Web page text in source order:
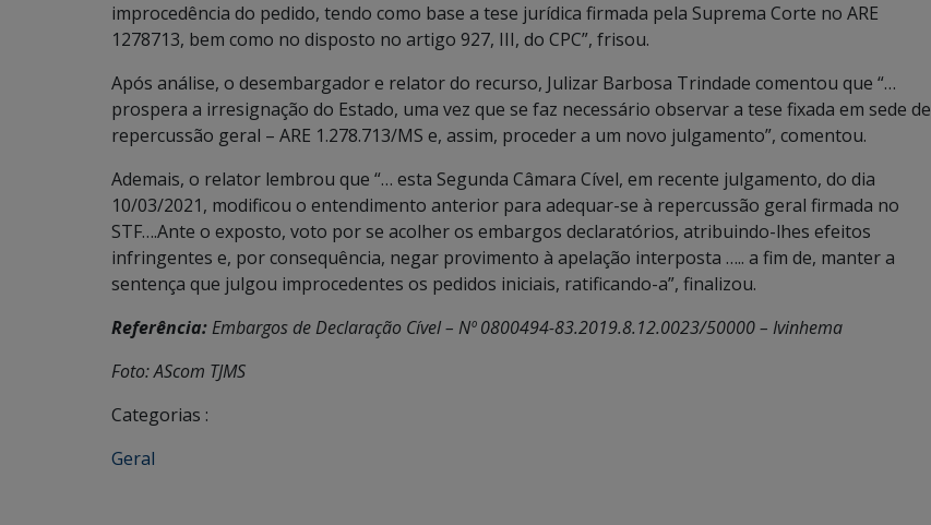
improcedência do pedido, tendo como base a tese jurídica firmada pela Suprema Corte no ARE
1278713, bem como no disposto no artigo 927, III, do CPC”, frisou.
Após análise, o desembargador e relator do recurso, Julizar Barbosa Trindade comentou que “…
prospera a irresignação do Estado, uma vez que se faz necessário observar a tese fixada em sede de
repercussão geral – ARE 1.278.713/MS e, assim, proceder a um novo julgamento”, comentou.
Ademais, o relator lembrou que “… esta Segunda Câmara Cível, em recente julgamento, do dia
10/03/2021, modificou o entendimento anterior para adequar-se à repercussão geral firmada no
STF….Ante o exposto, voto por se acolher os embargos declaratórios, atribuindo-lhes efeitos
infringentes e, por consequência, negar provimento à apelação interposta ….. a fim de, manter a
sentença que julgou improcedentes os pedidos iniciais, ratificando-a”, finalizou.
Referência:Embargos de Declaração Cível – Nº 0800494-83.2019.8.12.0023/50000 – Ivinhema
Foto: AScom TJMS
Categorias :
Geral